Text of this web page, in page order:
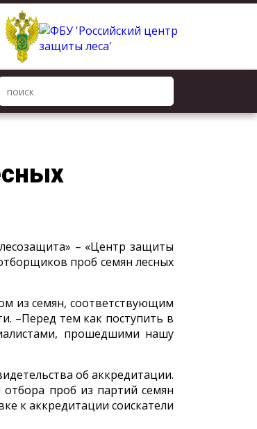
– «Центр защиты
проб семян лесных
из семян, соответствующим
–Перед тем как поступить в
прошедшими нашу
об аккредитации.
отбора проб из партий семян
к аккредитации соискатели